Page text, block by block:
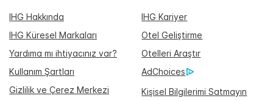
IHG Hakkında
IHG Kariyer
IHG Küresel Markaları
Otel Geliştirme
Yardıma mı ihtiyacınız var?
Otelleri Araştır
Kullanım Şartları
AdChoices
Gizlilik ve Çerez Merkezi
Kişisel Bilgilerimi Satmayın